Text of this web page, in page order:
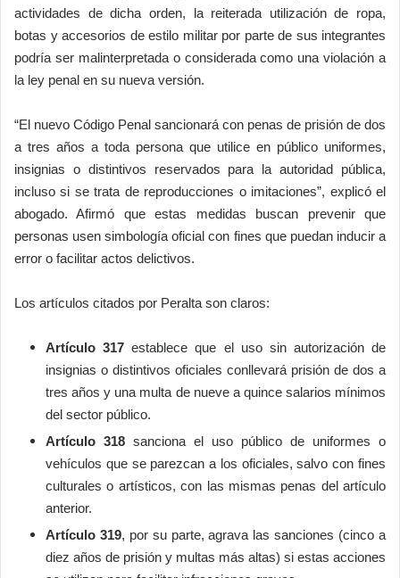
actividades de dicha orden, la reiterada utilización de ropa,
botas y accesorios de estilo militar por parte de sus integrantes
podría ser malinterpretada o considerada como una violación a
la ley penal en su nueva versión.
“El nuevo Código Penal sancionará con penas de prisión de dos
a tres años a toda persona que utilice en público uniformes,
insignias o distintivos reservados para la autoridad pública,
incluso si se trata de reproducciones o imitaciones”, explicó el
abogado. Afirmó que estas medidas buscan prevenir que
personas usen simbología oficial con fines que puedan inducir a
error o facilitar actos delictivos.
Los artículos citados por Peralta son claros:
Artículo 317 establece que el uso sin autorización de
insignias o distintivos oficiales conllevará prisión de dos a
tres años y una multa de nueve a quince salarios mínimos
del sector público.
Artículo 318 sanciona el uso público de uniformes o
vehículos que se parezcan a los oficiales, salvo con fines
culturales o artísticos, con las mismas penas del artículo
anterior.
Artículo 319, por su parte, agrava las sanciones (cinco a
diez años de prisión y multas más altas) si estas acciones